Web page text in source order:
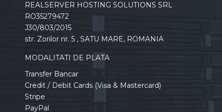
REALSERVER HOSTING SOLUTIONS SRL
RO35279472
J30/803/2015
str. Zorilor nr. 5 , SATU MARE, ROMANIA
MODALITATI DE PLATA
Transfer Bancar
Credit / Debit Cards (Visa & Mastercard)
Stripe
PayPal